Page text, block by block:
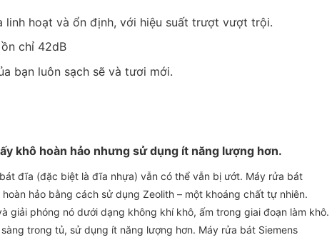
linh hoạt và ổn định, với hiệu suất trượt vượt trội.
chỉ 42dB
bạn luôn sạch sẽ và tươi mới.
khô hoàn hảo nhưng sử dụng ít năng lượng hơn.
đĩa (đặc biệt là đĩa nhựa) vẫn có thể vẫn bị ướt. Máy rửa bát
hảo bằng cách sử dụng Zeolith – một khoáng chất tự nhiên.
giải phóng nó dưới dạng không khí khô, ấm trong giai đoạn làm khô.
trong tủ, sử dụng ít năng lượng hơn. Máy rửa bát Siemens